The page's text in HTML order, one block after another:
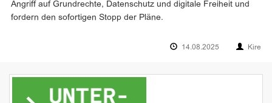
Angriff auf Grundrechte, Datenschutz und digitale Freiheit und
fordern den sofortigen Stopp der Pläne.
14.08.2025 Kire